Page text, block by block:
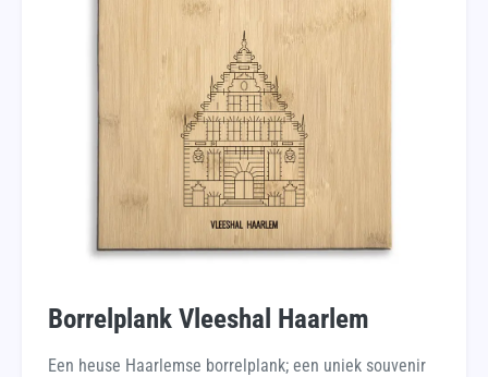
Borrelplank Vleeshal Haarlem
Een heuse Haarlemse borrelplank; een uniek souvenir